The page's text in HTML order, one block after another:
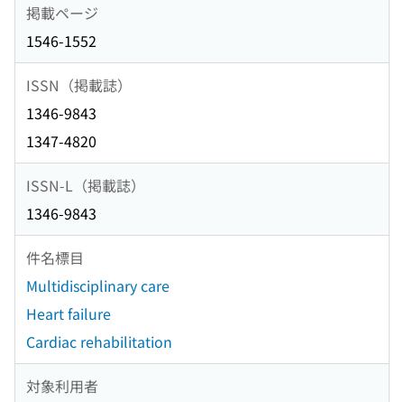
掲載ページ
1546-1552
ISSN（掲載誌）
1346-9843
1347-4820
ISSN-L（掲載誌）
1346-9843
件名標目
Multidisciplinary care
Heart failure
Cardiac rehabilitation
対象利用者